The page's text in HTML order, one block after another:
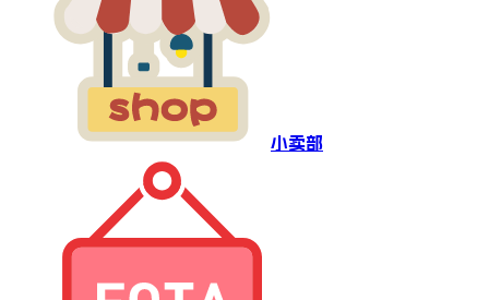
小卖部